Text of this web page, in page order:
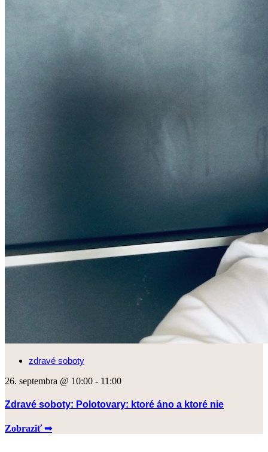
zdravé soboty
26. septembra @ 10:00 - 11:00
Zdravé soboty: Polotovary: ktoré áno a ktoré nie
Zobraziť ➟